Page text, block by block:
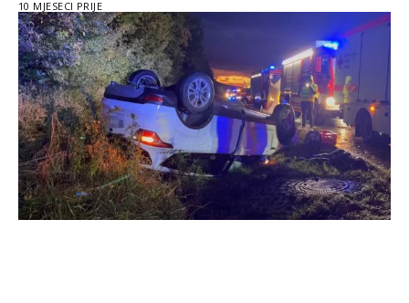
10 MJESECI PRIJE